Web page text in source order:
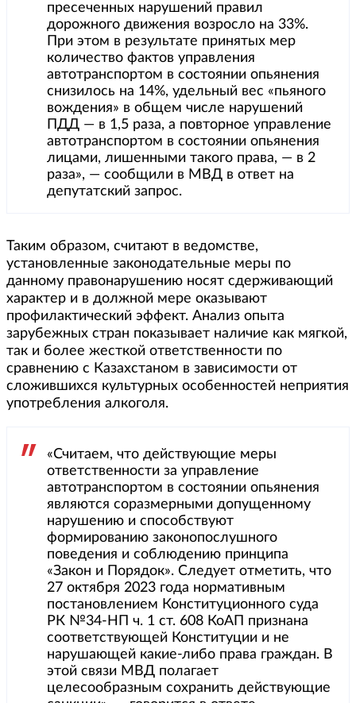
пресеченных нарушений правил
дорожного движения возросло на 33%.
При этом в результате принятых мер
количество фактов управления
автотранспортом в состоянии опьянения
снизилось на 14%, удельный вес «пьяного
вождения» в общем числе нарушений
ПДД — в 1,5 раза, а повторное управление
автотранспортом в состоянии опьянения
лицами, лишенными такого права, — в 2
раза», — сообщили в МВД в ответ на
депутатский запрос.
Таким образом, считают в ведомстве,
установленные законодательные меры по
данному правонарушению носят сдерживающий
характер и в должной мере оказывают
профилактический эффект. Анализ опыта
зарубежных стран показывает наличие как мягкой,
так и более жесткой ответственности по
сравнению с Казахстаном в зависимости от
сложившихся культурных особенностей неприятия
употребления алкоголя.
«Считаем, что действующие меры
ответственности за управление
автотранспортом в состоянии опьянения
являются соразмерными допущенному
нарушению и способствуют
формированию законопослушного
поведения и соблюдению принципа
«Закон и Порядок». Следует отметить, что
27 октября 2023 года нормативным
постановлением Конституционного суда
РК №34-НП ч. 1 ст. 608 КоАП признана
соответствующей Конституции и не
нарушающей какие-либо права граждан. В
этой связи МВД полагает
целесообразным сохранить действующие